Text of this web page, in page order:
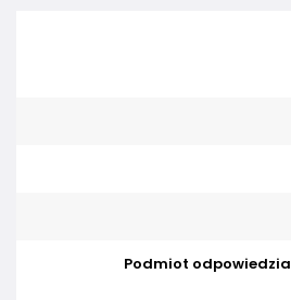
Podmiot